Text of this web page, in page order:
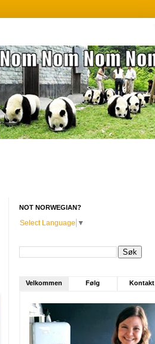
NOT NORWEGIAN?
Select Language ▼
Velkommen Følg Kontakt